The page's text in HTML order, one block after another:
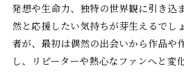
発想や生命力、独特の世界観に引き込
然と応援したい気持ちが芽生えるでし
者が、最初は偶然の出会いから作品や
し、リピーターや熱心なファンへと変